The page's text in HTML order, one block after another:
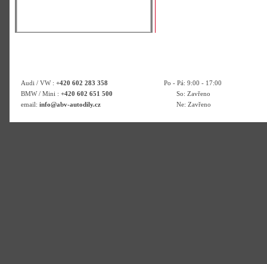
Audi / VW : +420 602 283 358
BMW / Mini : +420 602 651 500
email: info@abv-autodily.cz
Po - Pá: 9:00 - 17:00
So: Zavřeno
Ne: Zavřeno